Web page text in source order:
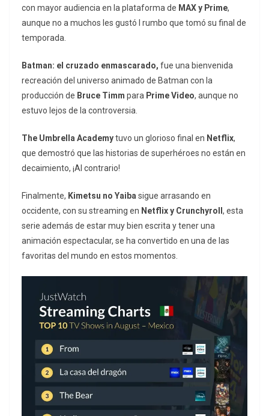
con mayor audiencia en la plataforma de MAX y Prime,
aunque no a muchos les gustó l rumbo que tomó su final de
temporada.
Batman: el cruzado enmascarado, fue una bienvenida
recreación del universo animado de Batman con la
producción de Bruce Timm para Prime Video, aunque no
estuvo lejos de la controversia.
The Umbrella Academytuvo un glorioso final en Netflix,
que demostró que las historias de superhéroes no están en
decaimiento, ¡Al contrario!
Finalmente, Kimetsu no Yaibasigue arrasando en
occidente, con su streaming en Netflix y Crunchyroll , esta
serie además de estar muy bien escrita y tener una
animación espectacular, se ha convertido en una de las
favoritas del mundo en estos momentos.